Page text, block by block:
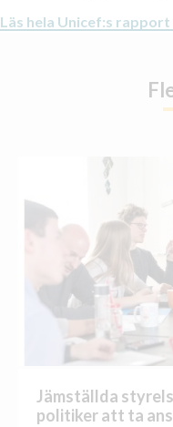
Läs hela Unicef:s rapport
Jämställda
politiker att ta